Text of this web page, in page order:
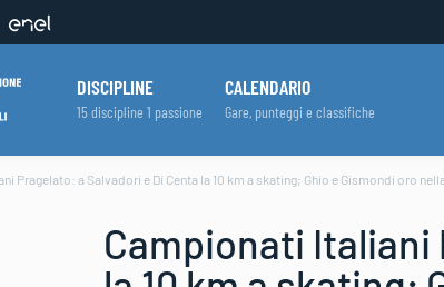
DISCIPLINE
15 discipline 1 passione
CALENDARIO
Gare, punteggi e classifiche
Pragelato: a Salvadori e Di Centa la 10 km a skating; Ghio e Gismondi oro
Campionati Italiani